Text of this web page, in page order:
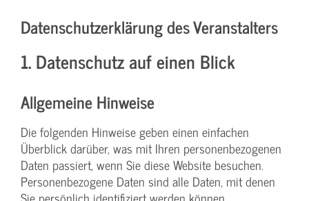
Datenschutzerklärung des Veranstalters
1. Datenschutz auf einen Blick
Allgemeine Hinweise
Die folgenden Hinweise geben einen einfachen
Überblick darüber, was mit Ihren personenbezogenen
Daten passiert, wenn Sie diese Website besuchen.
Personenbezogene Daten sind alle Daten, mit denen